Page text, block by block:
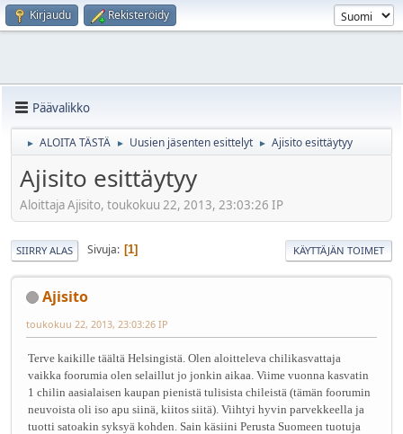
Kirjaudu Rekisteröidy
Päävalikko
► ALOITA TÄSTÄ ► Uusien jäsenten esittelyt ► Ajisito esittäytyy
Ajisito esittäytyy
Aloittaja Ajisito, toukokuu 22, 2013, 23:03:26 IP
SIIRRY ALAS Sivuja 1 KÄYTTÄJÄN TOIMET
Ajisito
toukokuu 22, 2013, 23:03:26 IP
Terve kaikille täältä Helsingistä. Olen aloitteleva chilikasvattaja
vaikka foorumia olen selaillut jo jonkin aikaa. Viime vuonna kasvatin
1 chilin aasialaisen kaupan pienistä tulisista chileistä (tämän foorumin
neuvoista oli iso apu siinä, kiitos siitä). Viihtyi hyvin parvekkeella ja
tuotti satoakin syksyä kohden. Sain käsiini Perusta Suomeen tuotuja